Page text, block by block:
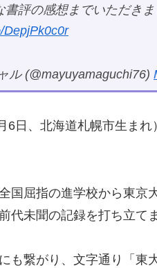
書評の感想までいただき
DepjPk0c0r
ル (@mayuyamaguchi76)
6日、北海道札幌市生ま
国屈指の進学校から東京
代未聞の記録を打ち立て
も繋がり、文字通り「東